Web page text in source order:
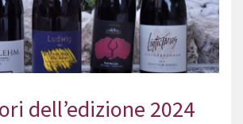
dell’edizione 2024